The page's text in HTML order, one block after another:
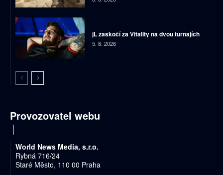
jL zaskočí za Vitality na dvou turnajích
5. 8. 2026
Provozovatel webu
World News Media, s.r.o.
Rybná 716/24
Staré Město, 110 00 Praha